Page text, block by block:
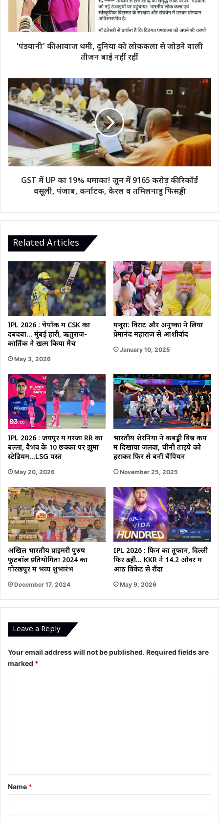
लोककला
जोड़ने
वाली
'पंडवानी' की आवाज थमी, दुनिया को लोककला से जोड़ने वाली
तीजन बाई नहीं रहीं
में
UP
का
19%
धमाका!
जून
में
9165
केरल
फिसड्डी
GST में UP का 19% धमाका! जून में 9165 करोड़ की रिकॉर्ड
वसूली, पंजाब, कर्नाटक, केरल व तमिलनाडु फिसड्डी
Related Articles
IPL 2026 : चेपॉक में CSK का
दबदबा… मुंबई हारी, ऋतुराज-
कार्तिक ने खत्म किया मैच
May 3, 2026
मथुरा: विराट और अनुष्का ने लिया
प्रेमानंद महाराज से आशीर्वाद
January 10, 2025
IPL 2026 : जयपुर में गरजा RR का
बल्ला, वैभव के 10 छक्कों पर झूमा
स्टेडियम…LSG पस्त
May 20, 2026
भारतीय शेरनियों ने कबड्डी विश्व कप
में दिखाया जलवा, चीनी ताइपे को
हराकर फिर से बनीं चैंपियन
November 25, 2025
अखिल भारतीय प्राइमरी पुरुष
फुटबॉल प्रतियोगिता 2024 का
गोरखपुर में भव्य शुभारंभ
December 17, 2024
IPL 2026 : फिन का तूफान, दिल्ली
फिर ढही… KKR ने 14.2 ओवर में
आठ विकेट से रौंदा
May 9, 2026
Leave a Reply
Your email address will not be published. Required fields are
marked *
*
Name *